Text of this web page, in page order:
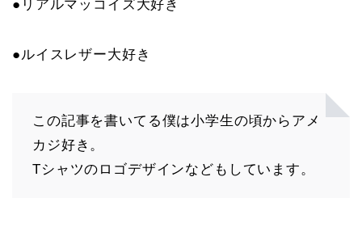
●リアルマッコイズ大好き
●ルイスレザー大好き
この記事を書いてる僕は小学生の頃からアメ
カジ好き。
Tシャツのロゴデザインなどもしています。